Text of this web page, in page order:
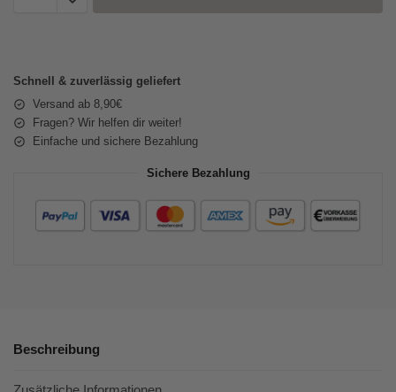
Schnell & zuverlässig geliefert
Versand ab 8,90€
Fragen? Wir helfen dir weiter!
Einfache und sichere Bezahlung
Sichere Bezahlung
Beschreibung